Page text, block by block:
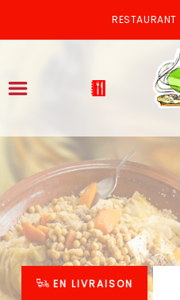
RESTAURANT
ACCUEIL
LA CARTE
VOTRE COMPTE
NOTRE RESTAURANT
EN LIVRAISON